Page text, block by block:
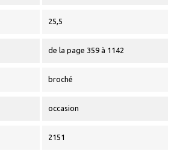
25,5
de la page 359 à 1142
broché
occasion
2151